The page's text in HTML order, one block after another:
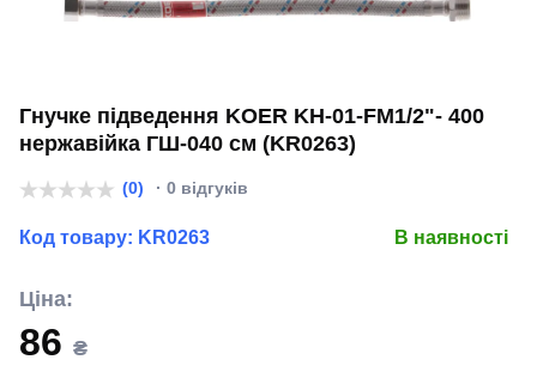
Гнучке підведення KOER KH-01-FM1/2"- 400
нержавійка ГШ-040 см (KR0263)
(0) · 0 відгуків
Код товару: KR0263 В наявності
Ціна:
86 ₴